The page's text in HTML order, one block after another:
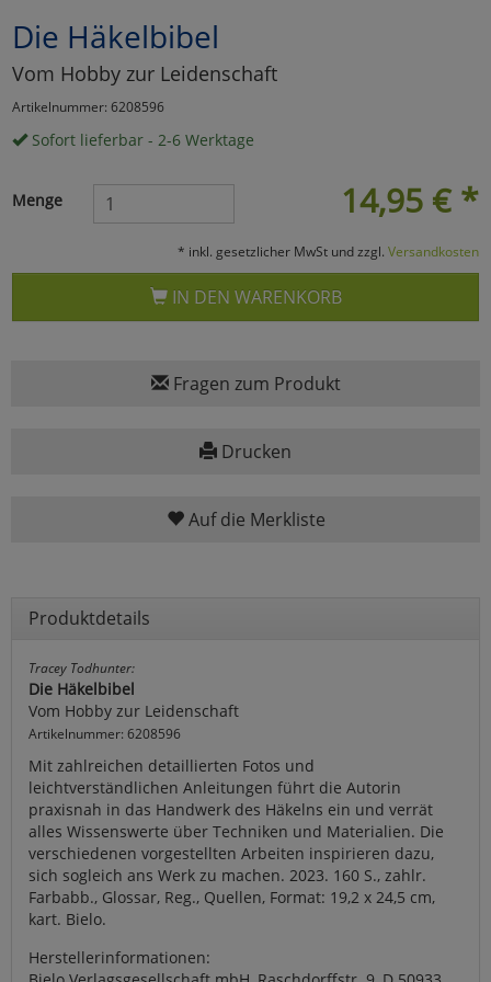
Die Häkelbibel
Vom Hobby zur Leidenschaft
Artikelnummer: 6208596
Sofort lieferbar - 2-6 Werktage
14,95 € *
Menge
* inkl. gesetzlicher MwSt und zzgl. Versandkosten
IN DEN WARENKORB
Fragen zum Produkt
Drucken
Auf die Merkliste
Produktdetails
Tracey Todhunter:
Die Häkelbibel
Vom Hobby zur Leidenschaft
Artikelnummer: 6208596
Mit zahlreichen detaillierten Fotos und
leichtverständlichen Anleitungen führt die Autorin
praxisnah in das Handwerk des Häkelns ein und verrät
alles Wissenswerte über Techniken und Materialien. Die
verschiedenen vorgestellten Arbeiten inspirieren dazu,
sich sogleich ans Werk zu machen. 2023. 160 S., zahlr.
Farbabb., Glossar, Reg., Quellen, Format: 19,2 x 24,5 cm,
kart. Bielo.
Herstellerinformationen:
Marketing
Umfragetools
Cookies
Alle Akzeptieren
Cookies
zurückzu Haupptseite